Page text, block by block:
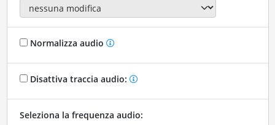
Normalizza audio
Disattiva traccia audio:
Seleziona la frequenza audio: